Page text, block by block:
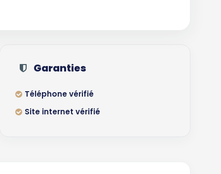
Garanties
Téléphone vérifié
Site internet vérifié